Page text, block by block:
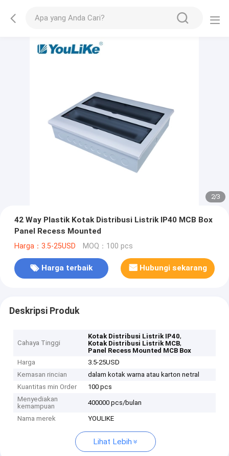
2/3
42 Way Plastik Kotak Distribusi Listrik IP40 MCB Box
Panel Recess Mounted
Harga：3.5-25USD MOQ：100 pcs
Harga terbaik Hubungi sekarang
Deskripsi Produk
Cahaya Tinggi
Kotak Distribusi Listrik IP40,
Kotak Distribusi Listrik MCB,
Panel Recess Mounted MCB Box
Harga
3.5-25USD
Kemasan rincian
dalam kotak warna atau karton netral
Kuantitas min Order
100 pcs
Menyediakan
kemampuan
400000 pcs/bulan
Nama merek YOULIKE
Lihat Lebih